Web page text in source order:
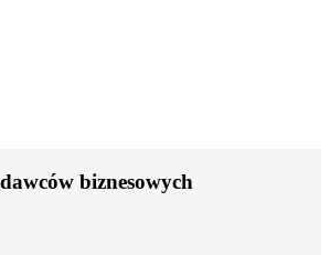
biznesowych